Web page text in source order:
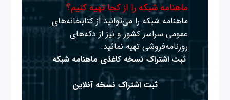
ماهنامه شبکه را از کجا تهیه کنیم؟
ماهنامه شبکه را می‌توانید از کتابخانه‌های
عمومی سراسر کشور و نیز از دکه‌های
روزنامه‌فروشی تهیه نمائید.
ثبت اشتراک نسخه کاغذی ماهنامه شبکه
ثبت اشتراک نسخه آنلاین